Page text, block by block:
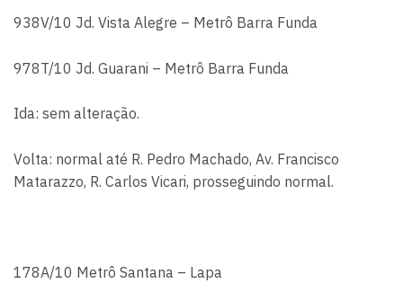
938V/10 Jd. Vista Alegre – Metrô Barra Funda
978T/10 Jd. Guarani – Metrô Barra Funda
Ida: sem alteração.
Volta: normal até R. Pedro Machado, Av. Francisco
Matarazzo, R. Carlos Vicari, prosseguindo normal.
178A/10 Metrô Santana – Lapa